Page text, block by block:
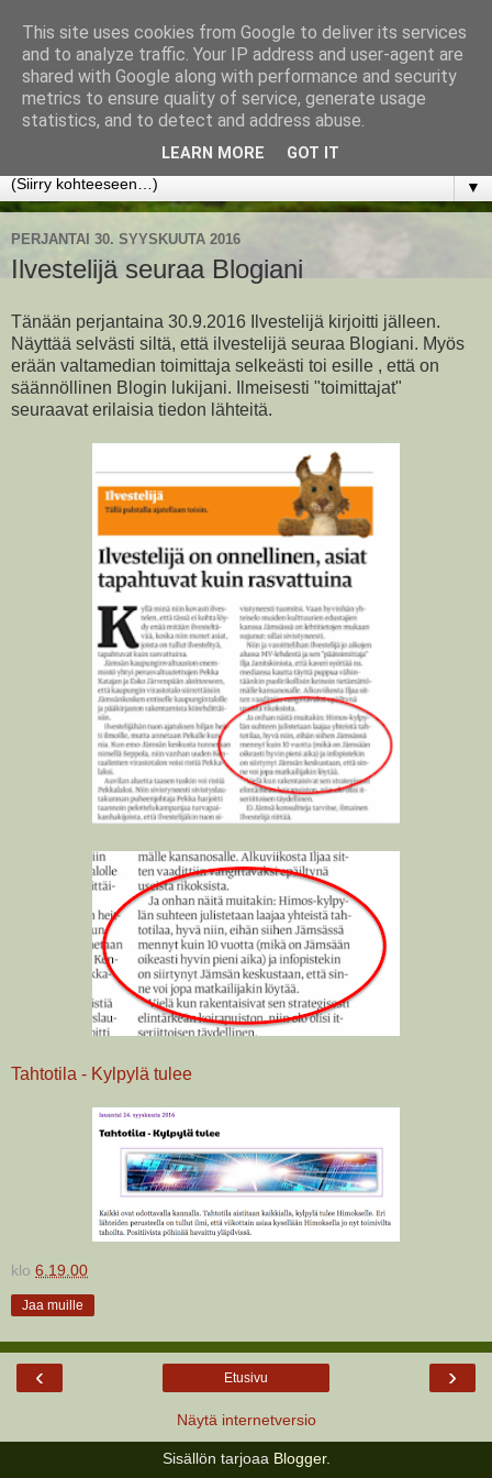
www.jyrkikokko.fi
Uusi Suunta - Jokainen hetki tarjoaa tilaisuuden muuttaa
▼
PERJANTAI 30. SYYSKUUTA 2016
Ilvestelijä seuraa Blogiani
Tänään perjantaina 30.9.2016 Ilvestelijä kirjoitti jälleen.
Näyttää selvästi siltä, että ilvestelijä seuraa Blogiani. Myös
erään valtamedian toimittaja selkeästi toi esille , että on
säännöllinen Blogin lukijani. Ilmeisesti "toimittajat"
seuraavat erilaisia tiedon lähteitä.
Tahtotila - Kylpylä tulee
klo 6.19.00
Jaa muille
‹ ›
Etusivu
Näytä internetversio
Sisällön tarjoaa Blogger.
This site uses cookies from Google to deliver its services
and to analyze traffic. Your IP address and user-agent are
shared with Google along with performance and security
metrics to ensure quality of service, generate usage
statistics, and to detect and address abuse.
LEARN MORE GOT IT